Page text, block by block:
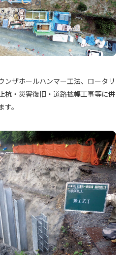
ンザホールハンマー工法、ロータリ
杭・災害復旧・道路拡幅工事等に併
。